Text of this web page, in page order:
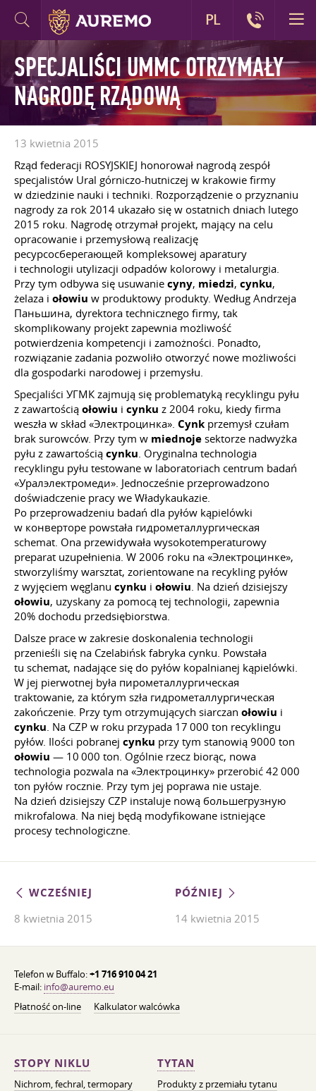
SPECJALIŚCI UMMC OTRZYMAŁY
NAGRODĘ RZĄDOWĄ
13 kwietnia 2015
Rząd federacji ROSYJSKIEJ honorował nagrodą zespół
specjalistów Ural górniczo-hutniczej w krakowie firmy
w dziedzinie nauki i techniki. Rozporządzenie o przyznaniu
nagrody za rok 2014 ukazało się w ostatnich dniach lutego
2015 roku. Nagrodę otrzymał projekt, mający na celu
opracowanie i przemysłową realizację
ресурсосберегающей kompleksowej aparatury
i technologii utylizacji odpadów kolorowy i metalurgia.
Przy tym odbywa się usuwanie cyny, miedzi, cynku,
żelaza i ołowiu w produktowy produkty. Według Andrzeja
Паньшина, dyrektora technicznego firmy, tak
skomplikowany projekt zapewnia możliwość
potwierdzenia kompetencji i zamożności. Ponadto,
rozwiązanie zadania pozwoliło otworzyć nowe możliwości
dla gospodarki narodowej i przemysłu.
Specjaliści УГМК zajmują się problematyką recyklingu pyłu
z zawartością ołowiu i cynku z 2004 roku, kiedy firma
weszła w skład «Электроцинка». Cynk przemysł czułam
brak surowców. Przy tym w miednoje sektorze nadwyżka
pyłu z zawartością cynku. Oryginalna technologia
recyklingu pyłu testowane w laboratoriach centrum badań
«Уралэлектромеди». Jednocześnie przeprowadzono
doświadczenie pracy we Władykaukazie.
Po przeprowadzeniu badań dla pyłów kąpielówki
w конверторе powstała гидрометаллургическая
schemat. Ona przewidywała wysokotemperaturowy
preparat uzupełnienia. W 2006 roku na «Электроцинке»,
stworzyliśmy warsztat, zorientowane na recykling pyłów
z wyjęciem węglanu cynku i ołowiu. Na dzień dzisiejszy
ołowiu, uzyskany za pomocą tej technologii, zapewnia
20% dochodu przedsiębiorstwa.
Dalsze prace w zakresie doskonalenia technologii
przenieśli się na Czelabińsk fabryka cynku. Powstała
tu schemat, nadające się do pyłów kopalnianej kąpielówki.
W jej pierwotnej była пирометаллургическая
traktowanie, za którym szła гидрометаллургическая
zakończenie. Przy tym otrzymujących siarczan ołowiu i
cynku. Na CZP w roku przypada 17 000 ton recyklingu
pyłów. Ilości pobranej cynku przy tym stanowią 9000 ton
ołowiu — 10 000 ton. Ogólnie rzecz biorąc, nowa
technologia pozwala na «Электроцинку» przerobić 42 000
ton pyłów rocznie. Przy tym jej poprawa nie ustaje.
Na dzień dzisiejszy CZP instaluje nową большегрузную
mikrofalowa. Na niej będą modyfikowane istniejące
procesy technologiczne.
WCZEŚNIEJ
8 kwietnia 2015
PÓŹNIEJ
14 kwietnia 2015
Telefon w Buffalo:+1 716 910 04 21
E-mail: info@auremo.eu
Płatność on-line
Kalkulator walcówka
STOPY NIKLU
Nichrom, fechral, termopary
TYTAN
Produkty z przemiału tytanu
PL